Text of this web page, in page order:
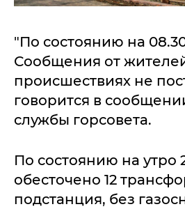
"По состоянию на
Сообщения от
происшествиях не
говорится в
службы горсовета.
По состоянию на утро
обесточено 12
подстанция, без